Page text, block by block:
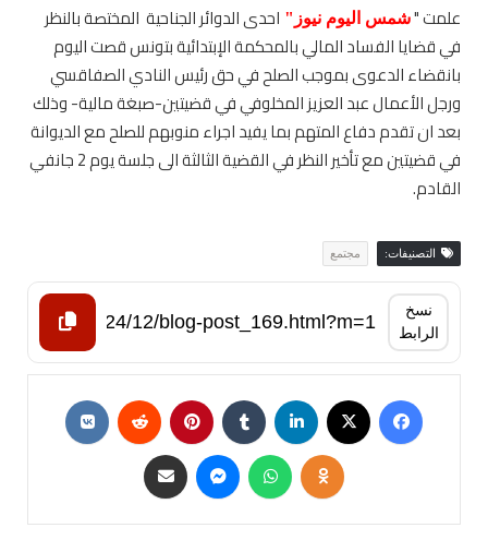
علمت "شمس اليوم نيوز" احدى الدوائر الجناحية المختصة بالنظر
في قضايا الفساد المالي بالمحكمة الإبتدائية بتونس قصت اليوم
بانقضاء الدعوى بموجب الصلح في حق رئيس النادي الصفاقسي
ورجل الأعمال عبد العزيز المخلوفي في قضيتين-صبغة مالية- وذلك
بعد ان تقدم دفاع المتهم بما يفيداجراء منوبهم للصلح مع الديوانة
في قضيتين
مع تأخير النظر في القضية الثالثة الى جلسة يوم 2 جانفي
القادم.
التصنيفات: مجتمع
نسخ
الرابط